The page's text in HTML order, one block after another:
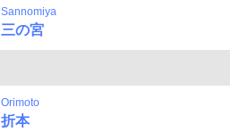
Sannomiya
三の宮
Orimoto
折本